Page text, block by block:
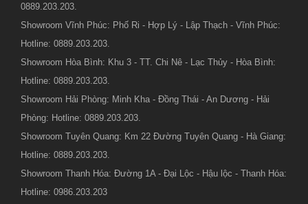
0889.203.203.
Showroom Vĩnh Phúc: Phố Ri - Hợp Lý - Lập Thạch - Vĩnh Phúc:
Hotline: 0889.203.203.
Showroom Hòa Bình: Khu 3 - TT. Chi Nê - Lạc Thủy - Hòa Bình:
Hotline: 0889.203.203.
Showroom Hải Phòng: Minh Kha - Đồng Thái - An Dương - Hải
Phòng: Hotline: 0889.203.203.
Showroom Tuyên Quang: Km 22 Đường Tuyên Quang - Hà Giang:
Hotline: 0889.203.203.
Showroom Thanh Hóa: Đường 1A - Đại Lộc - Hậu lộc - Thanh Hóa:
Hotline: 0986.203.203